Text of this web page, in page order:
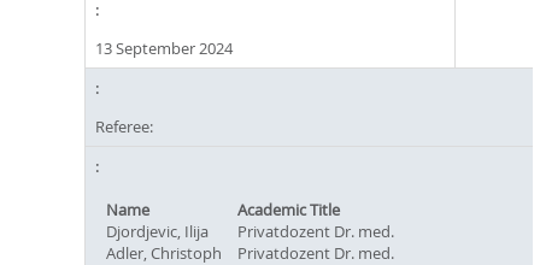
13 September 2024
Referee:
Name
Academic Title
Djordjevic, Ilija
Privatdozent Dr. med.
Adler, Christoph
Privatdozent Dr. med.